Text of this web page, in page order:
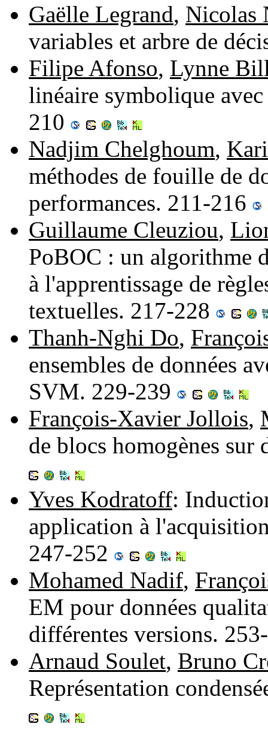
Gaëlle Legrand, Nicolas
variables et arbre de
Filipe Afonso, Lynne
linéaire symbolique
210
Nadjim Chelghoum,
méthodes de fouille de
performances. 211-216
Guillaume Cleuziou,
PoBOC : un algorithme
à l'apprentissage de
textuelles. 217-228
Thanh-Nghi Do,
ensembles de données
SVM. 229-239
François-Xavier Jollois,
de blocs homogènes
Yves Kodratoff:
application à
247-252
Mohamed Nadif,
EM pour données
différentes versions.
Arnaud Soulet, Bruno
Représentation